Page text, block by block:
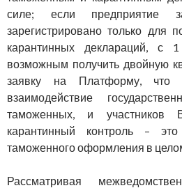
силе; если предприятие
зарегистрировано только для
карантинных деклараций, с
возможным получить двойную
заявку на Платформу, что
взаимодействие
таможенных, и участников
карантинный контроль –
таможенного оформления в
Рассматривая